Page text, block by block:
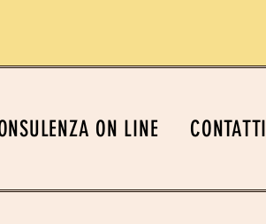
ON LINE CONTATTI